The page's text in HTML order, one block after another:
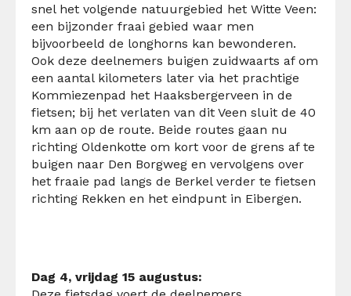
snel het volgende natuurgebied het Witte Veen:
een bijzonder fraai gebied waar men
bijvoorbeeld de longhorns kan bewonderen.
Ook deze deelnemers buigen zuidwaarts af om
een aantal kilometers later via het prachtige
Kommiezenpad het Haaksbergerveen in de
fietsen; bij het verlaten van dit Veen sluit de 40
km aan op de route. Beide routes gaan nu
richting Oldenkotte om kort voor de grens af te
buigen naar Den Borgweg en vervolgens over
het fraaie pad langs de Berkel verder te fietsen
richting Rekken en het eindpunt in Eibergen.
Dag 4, vrijdag 15 augustus: